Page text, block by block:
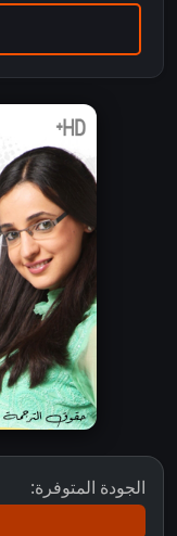
الجودة المتوفرة: